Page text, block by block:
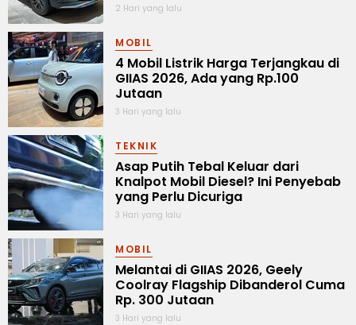
2 Hari yang lalu
MOBIL
4 Mobil Listrik Harga Terjangkau di
GIIAS 2026, Ada yang Rp.100
Jutaan
3 Hari yang lalu
TEKNIK
Asap Putih Tebal Keluar dari
Knalpot Mobil Diesel? Ini Penyebab
yang Perlu Dicuriga
3 Hari yang lalu
MOBIL
Melantai di GIIAS 2026, Geely
Coolray Flagship Dibanderol Cuma
Rp. 300 Jutaan
3 Hari yang lalu